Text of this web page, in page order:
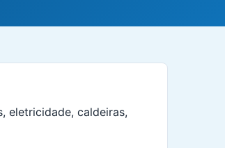
eletricidade, caldeiras,